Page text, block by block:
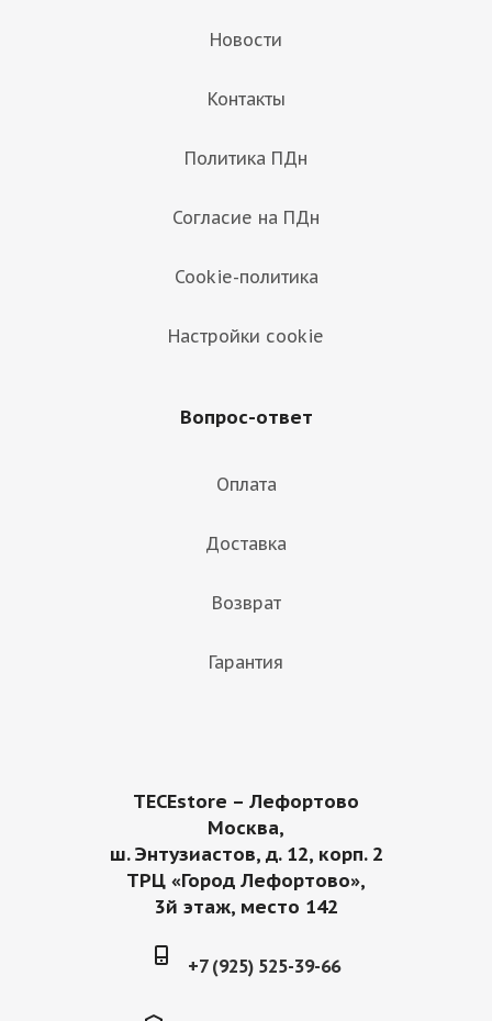
Новости
Контакты
Политика ПДн
Согласие на ПДн
Cookie-политика
Настройки cookie
Вопрос-ответ
Оплата
Доставка
Возврат
Гарантия
TECEstore – Лефортово
Москва,
ш. Энтузиастов, д. 12, корп. 2
ТРЦ «Город Лефортово»,
3й этаж, место 142
+7 (925) 525-39-66